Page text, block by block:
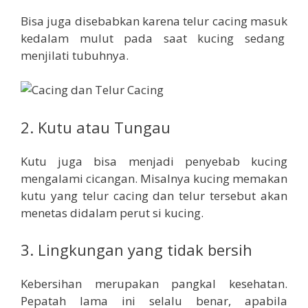
Bisa juga disebabkan karena telur cacing masuk
kedalam mulut pada saat kucing sedang
menjilati tubuhnya.
2. Kutu atau Tungau
Kutu juga bisa menjadi penyebab kucing
mengalami cicangan. Misalnya kucing memakan
kutu yang telur cacing dan telur tersebut akan
menetas didalam perut si kucing.
3. Lingkungan yang tidak bersih
Kebersihan merupakan pangkal kesehatan.
Pepatah lama ini selalu benar, apabila